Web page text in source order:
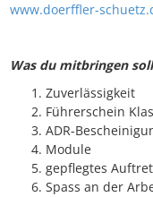
www.doerffler-
Was du mitbringen
Zuverlässigkeit
Führerschein
ADR-
Module
gepflegtes
Spass an der